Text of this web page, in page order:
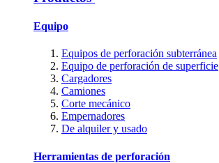
Equipo
Equipos de perforación subterránea
Equipo de perforación de superficie
Cargadores
Camiones
Corte mecánico
Empernadores
De alquiler y usado
Herramientas de perforación